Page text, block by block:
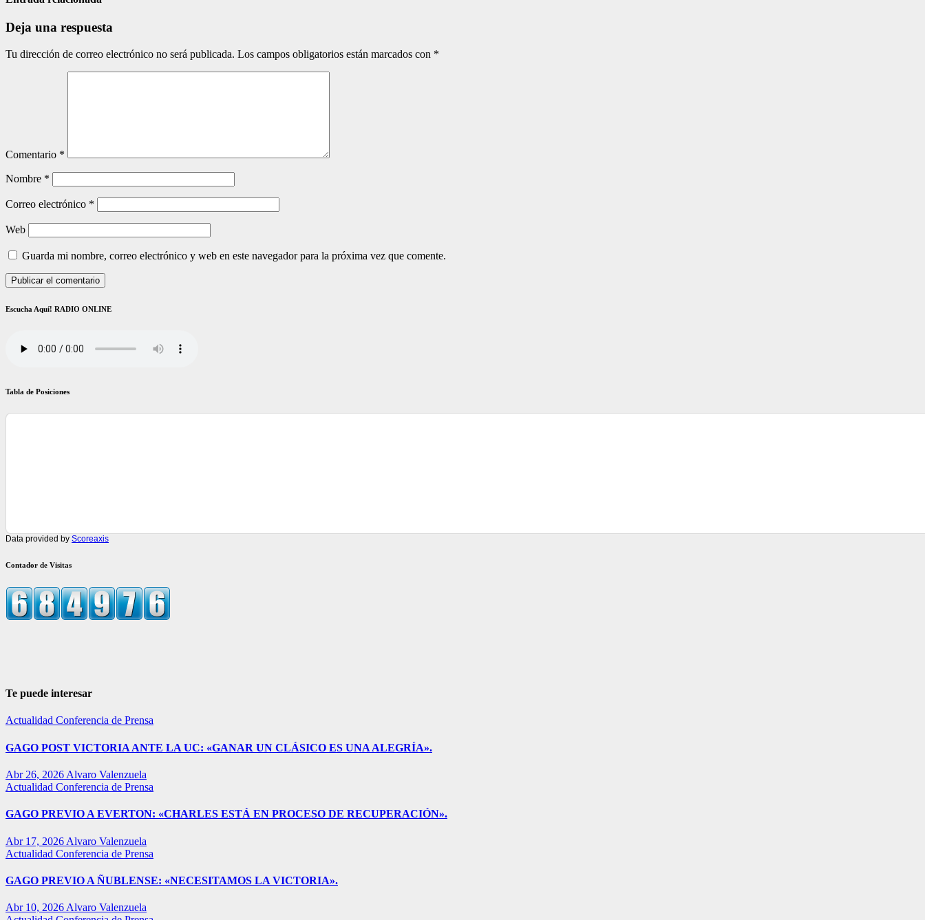
Deja una respuesta
Tu dirección de correo electrónico no será publicada. Los campos obligatorios están marcados con *
Comentario *
Nombre *
Correo electrónico *
Web
Guarda mi nombre, correo electrónico y web en este navegador para la próxima vez que comente.
Escucha Aquí! RADIO ONLINE
Tabla de Posiciones
Data provided by Scoreaxis
Contador de Visitas
Te puede interesar
Actualidad Conferencia de Prensa
GAGO POST VICTORIA ANTE LA UC: «GANAR UN CLÁSICO ES UNA ALEGRÍA».
Abr 26, 2026 Alvaro Valenzuela
Actualidad Conferencia de Prensa
GAGO PREVIO A EVERTON: «CHARLES ESTÁ EN PROCESO DE RECUPERACIÓN».
Abr 17, 2026 Alvaro Valenzuela
Actualidad Conferencia de Prensa
GAGO PREVIO A ÑUBLENSE: «NECESITAMOS LA VICTORIA».
Abr 10, 2026 Alvaro Valenzuela